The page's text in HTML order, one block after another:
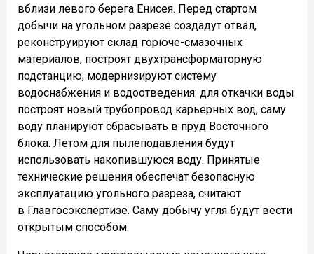
вблизи левого берега Енисея. Перед стартом
добычи на угольном разрезе создадут отвал,
реконструируют склад горюче-смазочных
материалов, построят двухтрансформаторную
подстанцию, модернизируют систему
водоснабжения и водоотведения: для откачки воды
построят новый трубопровод карьерных вод, саму
воду планируют сбрасывать в пруд Восточного
блока. Летом для пылеподавления будут
использовать накопившуюся воду. Принятые
технические решения обеспечат безопасную
эксплуатацию угольного разреза, считают
в Главгосэкспертизе. Саму добычу угля будут вести
открытым способом.